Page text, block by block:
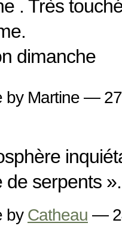
. Très
dimanche
by Martine —
de serpents ».
by Catheau —